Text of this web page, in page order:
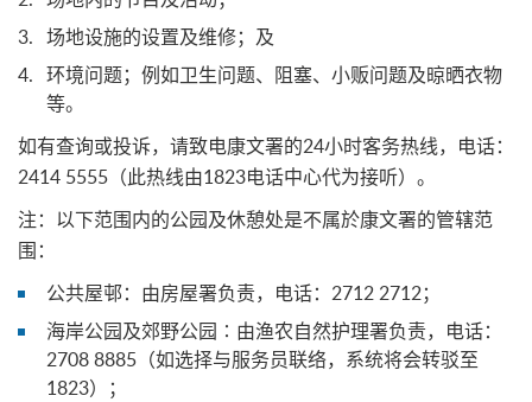
场地设施的设置及维修；及
环境问题；例如卫生问题、阻塞、小贩问题及晾晒衣物
等。
如有查询或投诉，请致电康文署的24小时客务热线，电话：
2414 5555（此热线由1823电话中心代为接听）。
注：以下范围内的公园及休憩处是不属於康文署的管辖范
围：
公共屋邨：由房屋署负责，电话：2712 2712；
海岸公园及郊野公园∶由渔农自然护理署负责，电话：
2708 8885（如选择与服务员联络，系统将会转驳至
1823）；